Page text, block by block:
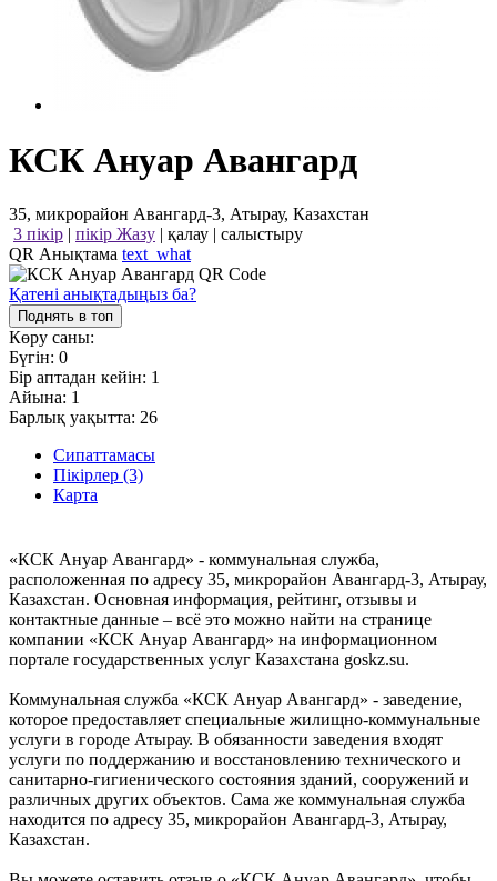
КСК Ануар Авангард
35, микрорайон Авангард-3, Атырау, Казахстан
3 пікір | пікір Жазу | қалау | салыстыру
QR Анықтама text_what
Қатені анықтадыңыз ба?
Поднять в топ
Көру саны:
Бүгін: 0
Бір аптадан кейін: 1
Айына: 1
Барлық уақытта: 26
Сипаттамасы
Пікірлер (3)
Карта
«КСК Ануар Авангард» - коммунальная служба,
расположенная по адресу 35, микрорайон Авангард-3, Атырау,
Казахстан. Основная информация, рейтинг, отзывы и
контактные данные – всё это можно найти на странице
компании «КСК Ануар Авангард» на информационном
портале государственных услуг Казахстана goskz.su.
Коммунальная служба «КСК Ануар Авангард» - заведение,
которое предоставляет специальные жилищно-коммунальные
услуги в городе Атырау. В обязанности заведения входят
услуги по поддержанию и восстановлению технического и
санитарно-гигиенического состояния зданий, сооружений и
различных других объектов. Сама же коммунальная служба
находится по адресу 35, микрорайон Авангард-3, Атырау,
Казахстан.